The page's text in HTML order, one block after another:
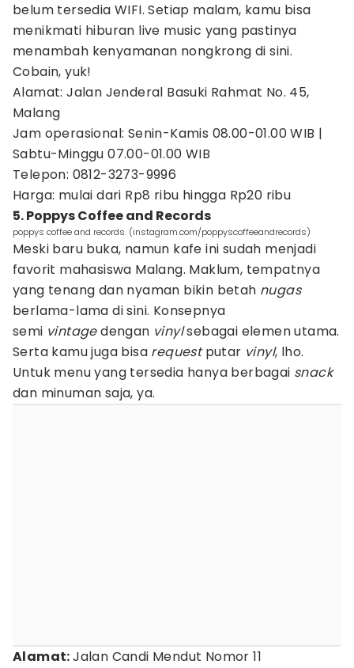
belum tersedia WIFI. Setiap malam, kamu bisa
menikmati hiburan live music yang pastinya
menambah kenyamanan nongkrong di sini.
Cobain, yuk!
Alamat: Jalan Jenderal Basuki Rahmat No. 45,
Malang
Jam operasional: Senin-Kamis 08.00-01.00 WIB |
Sabtu-Minggu 07.00-01.00 WIB
Telepon: 0812-3273-9996
Harga: mulai dari Rp8 ribu hingga Rp20 ribu
5. Poppys Coffee and Records
poppys coffee and records. (instagram.com/poppyscoffeeandrecords)
Meski baru buka, namun kafe ini sudah menjadi
favorit mahasiswa Malang. Maklum, tempatnya
yang tenang dan nyaman bikin betah nugas
berlama-lama di sini. Konsepnya
semi vintagedengan vinylsebagai elemen utama.
Serta kamu juga bisa requestputar vinyl, lho.
Untuk menu yang tersedia hanya berbagai snack
dan minuman saja, ya.
Alamat:Jalan Candi Mendut Nomor 11